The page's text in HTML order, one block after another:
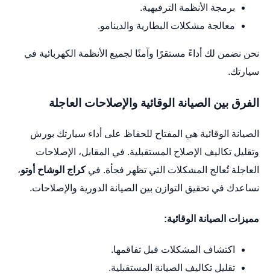
برمجة الأنظمة الترفيهية.
معالجة مشكلات البطارية والدينامو.
نحن نضمن لك أداءً مستقرًا وآمنًا لجميع الأنظمة الكهربائية في
سيارتك.
الفرق بين الصيانة الوقائية والإصلاحات العاجلة
الصيانة الوقائية هي المفتاح للحفاظ على أداء سيارتك بورش
وتقليل تكاليف الإصلاح المستقبلية. في المقابل، الإصلاحات
العاجلة تُعالج المشكلات التي تظهر فجأة. فيكراج الوشاح أوتو،
نساعدك في تحقيق التوازن بين الصيانة الدورية والإصلاحات.
مميزات الصيانة الوقائية:
اكتشاف المشكلات قبل تفاقمها.
تقليل تكاليف الصيانة المستقبلية.